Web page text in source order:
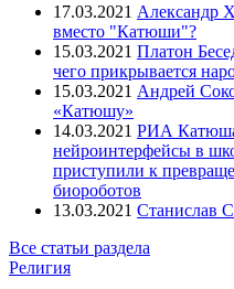
17.03.2021 Александр
вместо "Катюши"?
15.03.2021 Платон
чего прикрывается
15.03.2021 Андрей
«Катюшу»
14.03.2021 РИА Катюша:
нейроинтерфейсы в
приступили к
биороботов
13.03.2021 Станислав
Все статьи раздела
Религия